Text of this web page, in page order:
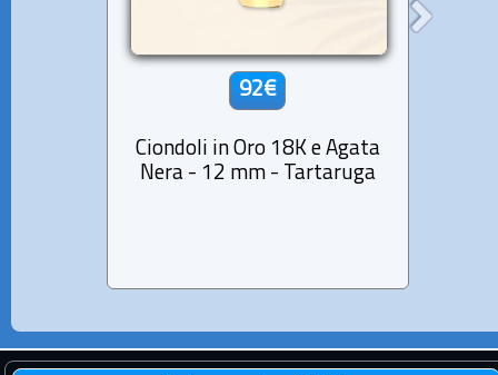
92€
Ciondoli in Oro 18K e Agata
Nera - 12 mm - Tartaruga